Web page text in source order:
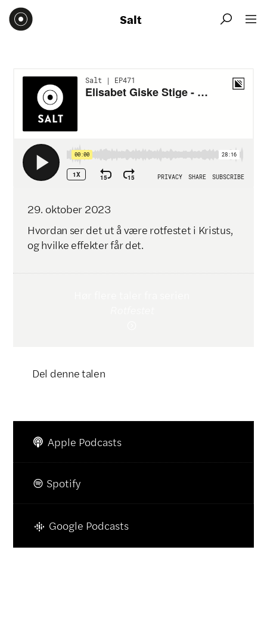
Salt  
29. oktober 2023
Hvordan ser det ut å være rotfestet i Kristus,
og hvilke effekter får det.
Del denne talen
 Apple Podcasts
 Spotify
Google Podcasts